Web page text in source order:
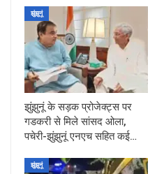
झुंझुनूं
झुंझुनूं के सड़क प्रोजेक्ट्स पर
गडकरी से मिले सांसद ओला,
पचेरी-झुंझुनूं एनएच सहित कई…
झुंझुनूं